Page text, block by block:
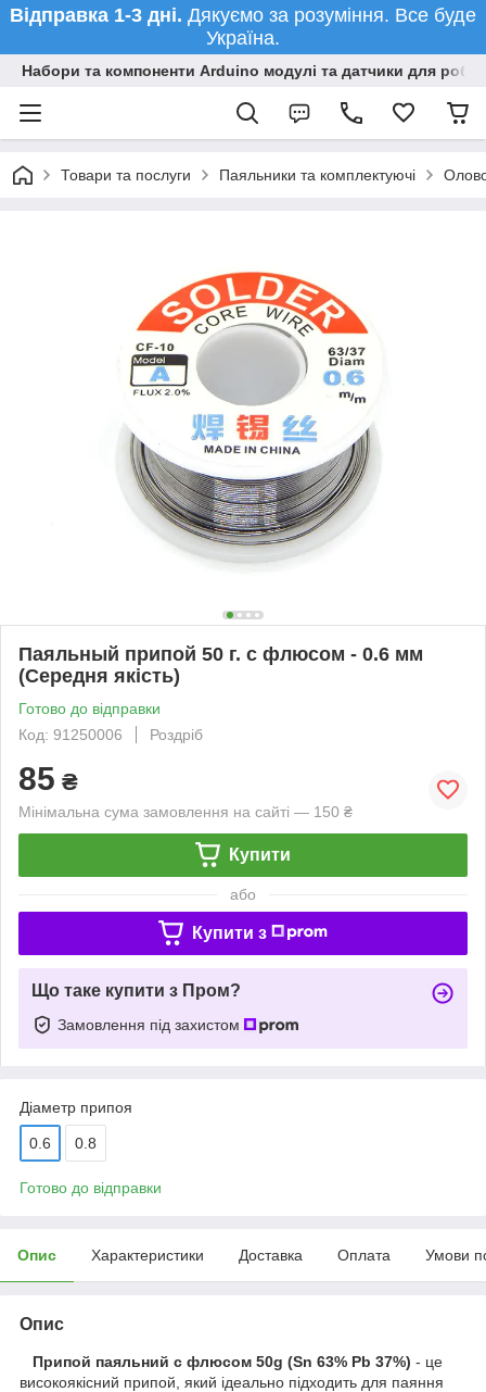
Відправка 1-3 дні. Дякуємо за розуміння. Все буде
Україна.
Набори та компоненти Arduino модулі та датчики для
Товари та послуги Паяльники та комплектуючі
Паяльный припой 50 г. с флюсом - 0.6 мм
(Середня якість)
Готово до відправки
Код: 91250006
Роздріб
85 ₴
Мінімальна сума замовлення на сайті — 150 ₴
Купити
або
Купити з
Що таке купити з Пром?
Замовлення під захистом
Діаметр припоя
0.6 0.8
Готово до відправки
Опис Характеристики Доставка Оплата Умови
Опис
Припой паяльний с флюсом 50g (Sn 63% Pb 37%) - це
високоякісний припой, який ідеально підходить для паяння